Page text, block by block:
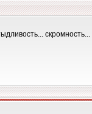
скромность...